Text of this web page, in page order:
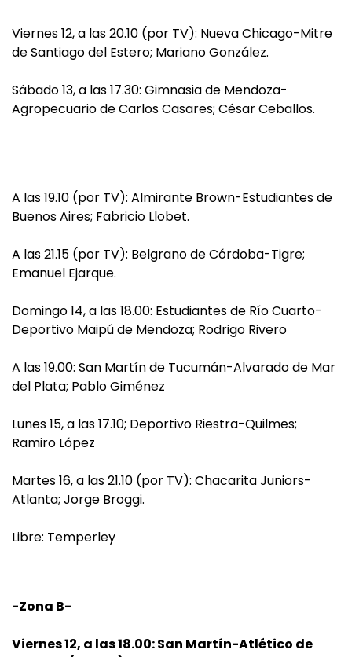
Viernes 12, a las 20.10 (por TV): Nueva Chicago-Mitre
de Santiago del Estero; Mariano González.
Sábado 13, a las 17.30: Gimnasia de Mendoza-
Agropecuario de Carlos Casares; César Ceballos.
A las 19.10 (por TV): Almirante Brown-Estudiantes de
Buenos Aires; Fabricio Llobet.
A las 21.15 (por TV): Belgrano de Córdoba-Tigre;
Emanuel Ejarque.
Domingo 14, a las 18.00: Estudiantes de Río Cuarto-
Deportivo Maipú de Mendoza; Rodrigo Rivero
A las 19.00: San Martín de Tucumán-Alvarado de Mar
del Plata; Pablo Giménez
Lunes 15, a las 17.10; Deportivo Riestra-Quilmes;
Ramiro López
Martes 16, a las 21.10 (por TV): Chacarita Juniors-
Atlanta; Jorge Broggi.
Libre: Temperley
-Zona B-
Viernes 12, a las 18.00: San Martín-Atlético de